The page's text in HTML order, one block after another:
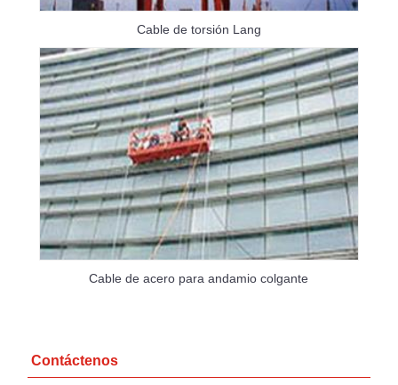
Cable de torsión Lang
Cable de acero para andamio colgante
Contáctenos